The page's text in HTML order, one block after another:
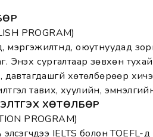
PROGRAM)
мэргэжилтнүүд, оюутнуудад
Энэхүү сургалтаар зөвхөн
давтагдашгүй хөтөлбөрөөр
тавих, хуулийн,
ХӨТӨЛБӨР
PROGRAM)
элсэгчдээ IELTS болон